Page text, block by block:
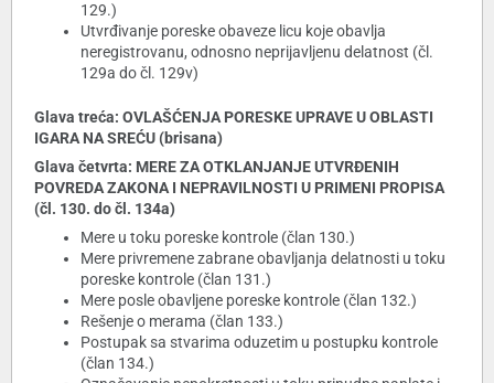
129.)
Utvrđivanje poreske obaveze licu koje obavlja
neregistrovanu, odnosno neprijavljenu delatnost (čl.
129a do čl. 129v)
Glava treća: OVLAŠĆENJA PORESKE UPRAVE U OBLASTI
IGARA NA SREĆU (brisana)
Glava četvrta: MERE ZA OTKLANJANJE UTVRĐENIH
POVREDA ZAKONA I NEPRAVILNOSTI U PRIMENI PROPISA
(čl. 130. do čl. 134a)
Mere u toku poreske kontrole (član 130.)
Mere privremene zabrane obavljanja delatnosti u toku
poreske kontrole (član 131.)
Mere posle obavljene poreske kontrole (član 132.)
Rešenje o merama (član 133.)
Postupak sa stvarima oduzetim u postupku kontrole
(član 134.)